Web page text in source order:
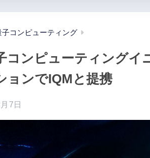
子コンピューティング
コンピューティングイ
ョンでIQMと提携
7日